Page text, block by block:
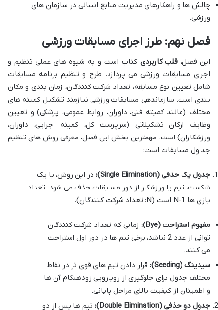
چالش ها و راهکارهای مدیریت منابع انسانی در سازمان های
ورزشی.
فصل نهم: طرز اجرای مسابقات ورزشی
این فصل، قلب کاربردی کتاب است و به شیوه های عملی تنظیم و
اجرای مسابقات ورزشی می پردازد. طرح و تنظیم برنامه مسابقات
شامل تعیین نوع مسابقه، تعداد شرکت کنندگان، زمان بندی و مکان
بندی است. سازماندهی مسابقات ورزشی نیازمند تشکیل کمیته های
مختلف (مانند کمیته فنی، داوران، روابط عمومی، پزشکی) و تعیین
وظایف ارکان تشکیلاتی (سرپرست کل، کمیته اجرایی، داوران،
ورزشکاران) است. مهمترین بخش این فصل، معرفی روش های تنظیم
جداول مسابقات است:
جدول یک حذفی (Single Elimination):
در این روش، با یک
شکست، تیم یا ورزشکار از دور مسابقات حذف می شود. تعداد
بازی ها N-1 است (N: تعداد شرکت کنندگان).
مفهوم استراحت (Bye):
زمانی که تعداد شرکت کنندگان
توانی از عدد 2 نباشد، برخی تیم ها در دور اول استراحت
می کنند.
سیدینگ (Seeding):
قرار دادن تیم های قوی تر در نقاط
مختلف جدول برای جلوگیری از رویارویی زودهنگام آن ها
و اطمینان از کیفیت بالای مراحل پایانی.
جدول دو حذفی (Double Elimination):
تیم ها پس از دو